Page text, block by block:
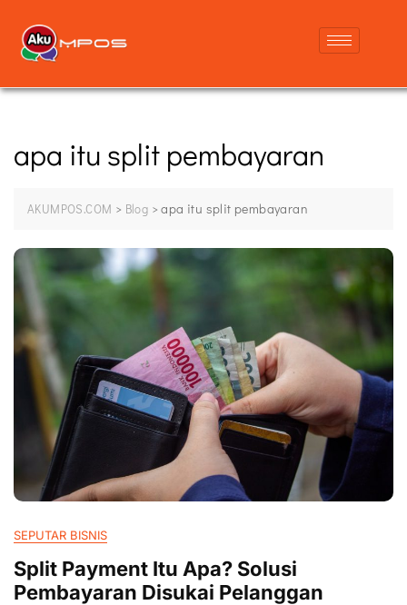
apa itu split pembayaran
AKUMPOS.COM > Blog >apa itu split pembayaran
SEPUTAR BISNIS
Split Payment Itu Apa? Solusi
Pembayaran Disukai Pelanggan